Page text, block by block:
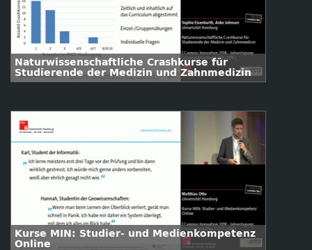
Naturwissenschaftliche Crashkurse für
Studierende der Medizin und Zahnmedizin
Kurse MIN: Studier- und Medienkompetenz
Online